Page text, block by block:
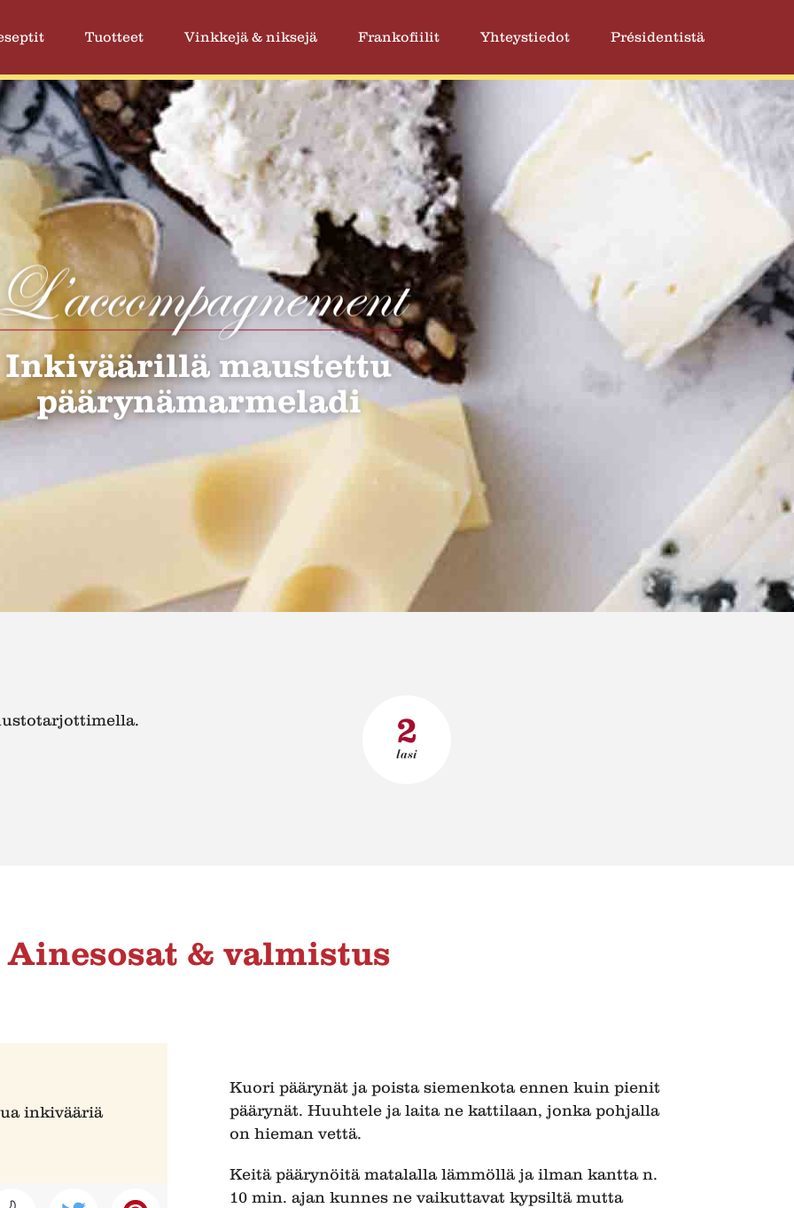
Tuotteet Vinkkejä & niksejä Frankofiilit Yhteystiedot Présidentistä
Inkiväärillä maustettu
päärynämarmeladi
2
lasi
Ainesosat & valmistus
inkivääriä
Kuori päärynät ja poista siemenkota ennen kuin pienit
päärynät. Huuhtele ja laita ne kattilaan, jonka pohjalla
on hieman vettä.
Keitä päärynöitä matalalla lämmöllä ja ilman kantta n.
10 min. ajan kunnes ne vaikuttavat kypsiltä mutta